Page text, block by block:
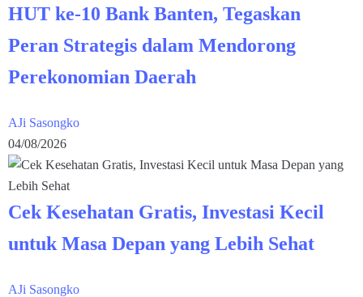
HUT ke-10 Bank Banten, Tegaskan
Peran Strategis dalam Mendorong
Perekonomian Daerah
AJi Sasongko
04/08/2026
Cek Kesehatan Gratis, Investasi Kecil
untuk Masa Depan yang Lebih Sehat
AJi Sasongko